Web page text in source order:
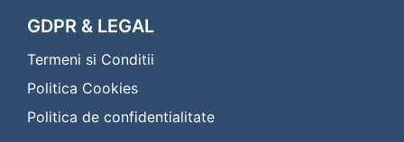
Transport Colete Deta Eggenburg
Transport Colete Deta Eisenstadt
Transport Colete Deta Enns
Transport Colete Deta Fehring
Transport Colete Deta Feldbach
GDPR & LEGAL
Termeni si Conditii
Politica Cookies
Politica de confidentialitate